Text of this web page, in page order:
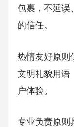
包裹，不延误
的信任。
热情友好原则
文明礼貌用语
户体验。
专业负责原则